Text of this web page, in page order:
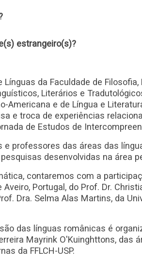
estrangeiro(s)?
da Faculdade de
Literários e
Americana e de Língua e
e troca de experiências
de Estudos de
e professores das áreas das
desenvolvidas na área
contaremos com a
Portugal, do Prof. Dr.
Dra. Selma Alas Martins, da
das línguas românicas é
Mayrink O'Kuinghttons, das
da FFLCH-USP.